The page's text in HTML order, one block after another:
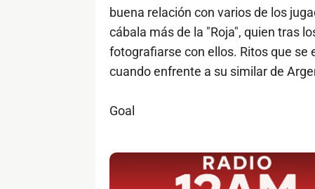
buena relación con varios de los
cábala más de la "Roja", quien tras
fotografiarse con ellos. Ritos que se
cuando enfrente a su similar de
Goal